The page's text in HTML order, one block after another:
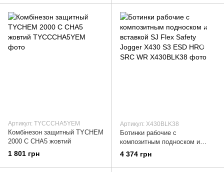
Артикул: TYCCCHA5YEM
Комбінезон защитный TYCHEM
2000 С CHA5 жовтий
1 801 грн
Артикул: X430BLK38
Ботинки рабочие с
композитным подноском и
вставкой SJ Flex Safety Jogger
X430 S3 ESD HRO SRC WR
4 374 грн